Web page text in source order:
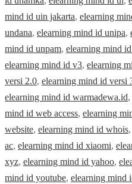
mind id uin jakarta, elearning
undana, elearning mind id unipa,
mind id unpam, elearning mind
elearning mind id v3, elearning
versi 2.0, elearning mind id versi
elearning mind id warmadewa.id,
mind id web access, elearning
website, elearning mind id whois,
ac, elearning mind id xiaomi,
xyz, elearning mind id yahoo,
mind id youtube, elearning mind